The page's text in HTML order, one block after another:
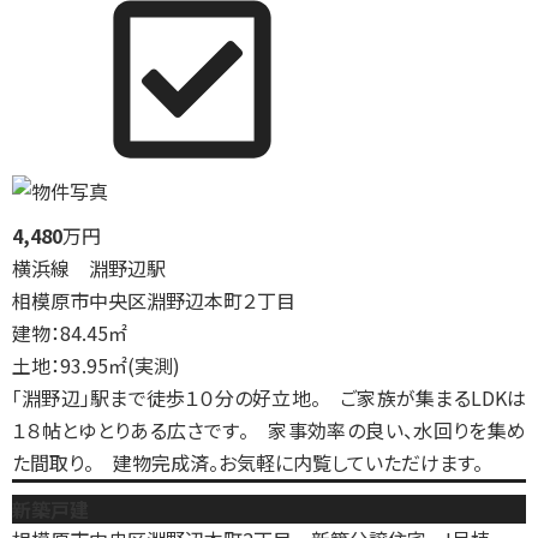
4,480万円
横浜線 淵野辺駅
相模原市中央区淵野辺本町２丁目
建物：84.45㎡
土地：93.95㎡(実測)
「淵野辺」駅まで徒歩１０分の好立地。 ご家族が集まるLDKは
１８帖とゆとりある広さです。 家事効率の良い、水回りを集め
た間取り。 建物完成済。お気軽に内覧していただけます。